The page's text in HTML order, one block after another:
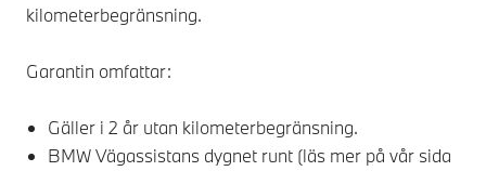
kilometerbegränsning.
Garantin omfattar:
Gäller i 2 år utan kilometerbegränsning.
BMW Vägassistans dygnet runt (läs mer på vår sida